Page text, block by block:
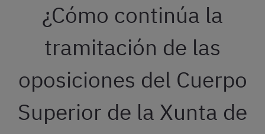
¿Cómo continúa la
tramitación de las
oposiciones del Cuerpo
Superior de la Xunta de